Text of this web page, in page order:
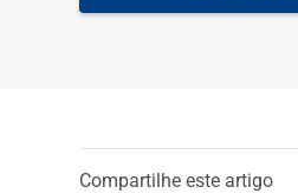
Compartilhe este artigo